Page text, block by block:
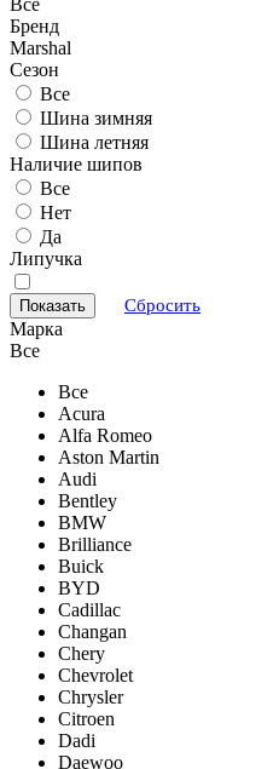
Бренд
Marshal
Сезон
Все
Шина зимняя
Шина летняя
Наличие шипов
Все
Нет
Да
Липучка
Сбросить
Марка
Все
Все
Acura
Alfa Romeo
Aston Martin
Audi
Bentley
BMW
Brilliance
Buick
BYD
Cadillac
Changan
Chery
Chevrolet
Chrysler
Citroen
Dadi
Daewoo